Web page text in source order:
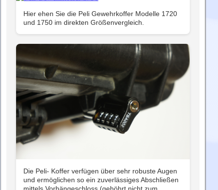
Hier ehen Sie die Peli Gewehrkoffer Modelle 1720
und 1750 im direkten Größenvergleich.
Die Peli- Koffer verfügen über sehr robuste Augen
und ermöglichen so ein zuverlässiges Abschließen